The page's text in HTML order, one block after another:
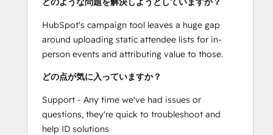
HubSpot's campaign tool leaves a huge gap
around uploading static attendee lists for in-
person events and attributing value to those.
どの点が気に入っていますか？
Support - Any time we've had issues or
questions, they're quick to troubleshoot and
help ID solutions